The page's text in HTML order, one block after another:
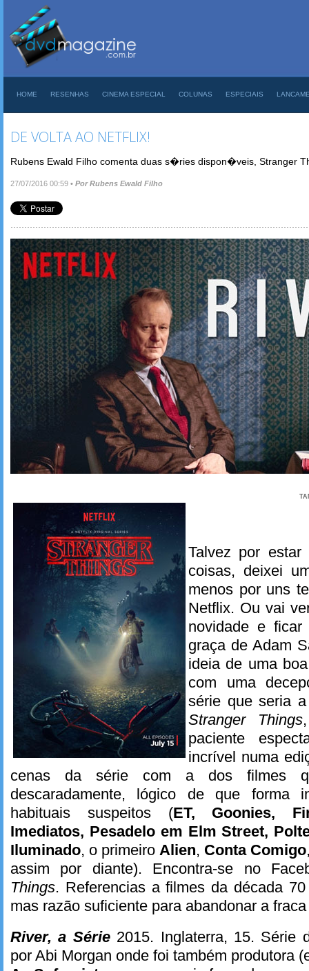
HOME RESENHAS CINEMA ESPECIAL COLUNAS ESPECIAIS
DE VOLTA AO NETFLIX!
Rubens Ewald Filho comenta duas s�ries dispon�veis, Stranger
27/07/2016 00:59 • Por Rubens Ewald Filho
Talvez por estar
coisas, deixei
menos por uns
Netflix. Ou vai
novidade e ficar
graça de Adam
ideia de uma
com uma
série que seria
Stranger Things
paciente
incrível numa
cenas da série com a dos filmes
descaradamente, lógico de que forma
habituais suspeitos (ET, Goonies,
Imediatos, Pesadelo em Elm Street,
Iluminado, o primeiro Alien, Conta Comigo
assim por diante). Encontra-se no
Things. Referencias a filmes da década
mas razão suficiente para abandonar a
River, a Série2015. Inglaterra, 15. Série
por Abi Morgan onde foi também produtora